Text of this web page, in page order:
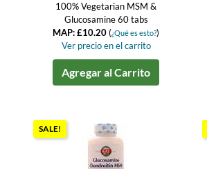
100% Vegetarian MSM &
Glucosamine 60 tabs
MAP: £10.20(¿Qué es esto?)
Ver precio en el carrito
Agregar al Carrito
SALE!